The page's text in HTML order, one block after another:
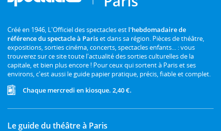
Créé en 1946, L'Officiel des spectacles est l'hebdomadaire de
référence du spectacle à Pariset dans sa région. Pièces de théâtre,
expositions, sorties cinéma, concerts, spectacles enfants... : vous
trouverez sur ce site toute l'actualité des sorties culturelles de la
capitale, et bien plus encore ! Pour ceux qui sortent à Paris et ses
environs, c'est aussi le guide papier pratique, précis, fiable et complet.
Chaque mercredi en kiosque. 2,40 €.
Le guide du théâtre à Paris